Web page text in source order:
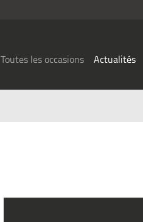
Toutes les occasions Actualités